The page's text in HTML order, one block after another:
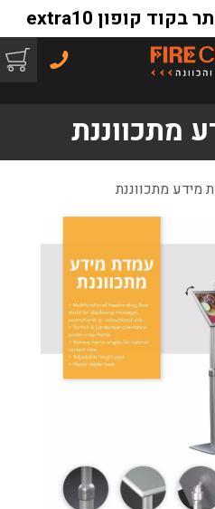
מתכווננת
מידע מתכווננת